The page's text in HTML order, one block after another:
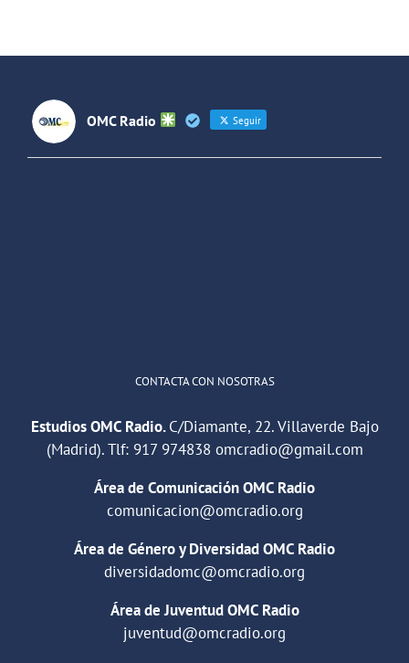
OMC Radio Seguir
CONTACTA CON NOSOTRAS
Estudios OMC Radio.C/Diamante, 22. Villaverde Bajo
(Madrid). Tlf: 917 974838 omcradio@gmail.com
Área de Comunicación OMC Radio
comunicacion@omcradio.org
Área de Género y Diversidad OMC Radio
diversidadomc@omcradio.org
Área de Juventud OMC Radio
juventud@omcradio.org